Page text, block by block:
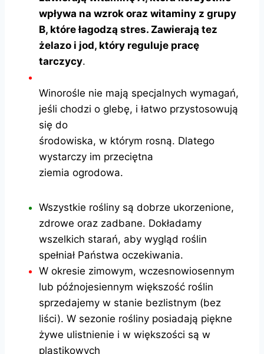
wpływa na wzrok oraz witaminy z grupy
B, które łagodzą stres. Zawierają tez
żelazo i jod, który reguluje pracę
tarczycy.
Winorośle nie mają specjalnych wymagań,
jeśli chodzi o glebę, i łatwo przystosowują
się do
środowiska, w którym rosną. Dlatego
wystarczy im przeciętna
ziemia ogrodowa.
Wszystkie rośliny są dobrze ukorzenione,
zdrowe oraz zadbane. Dokładamy
wszelkich starań, aby wygląd roślin
spełniał Państwa oczekiwania.
W okresie zimowym, wczesnowiosennym
lub późnojesiennym większość roślin
sprzedajemy w stanie bezlistnym (bez
liści). W sezonie rośliny posiadają piękne
żywe ulistnienie i w większości są w
plastikowych